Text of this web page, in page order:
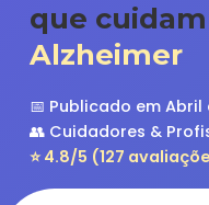
que
Alzheimer
📅 Publicado em Abril
👥 Cuidadores &
⭐ 4.8/5 (127